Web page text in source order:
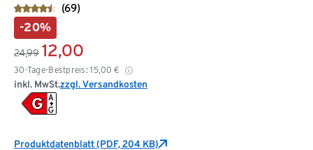
(69)
-20%
24,99 12,00
30-Tage-Bestpreis: 15,00 €
inkl. MwSt.zzgl. Versandkosten
Produktdatenblatt (PDF, 204 KB)